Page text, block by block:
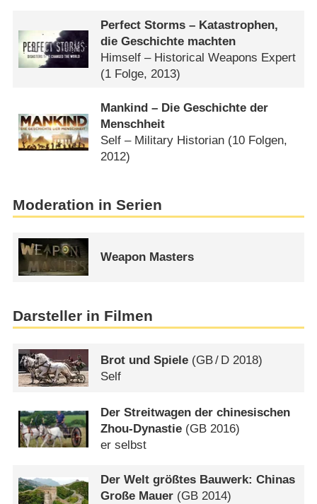
Perfect Storms – Katastrophen,
die Geschichte machten
Himself – Historical Weapons Expert
(1 Folge, 2013)
Mankind – Die Geschichte der
Menschheit
Self – Military Historian (10 Folgen,
2012)
Moderation in Serien
Weapon Masters
Darsteller in Filmen
Brot und Spiele (GB/ D 2018)
Self
Der Streitwagen der chinesischen
Zhou-Dynastie (GB 2016)
er selbst
Der Welt größtes Bauwerk: Chinas
Große Mauer (GB 2014)